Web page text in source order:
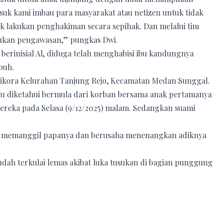
kami imbau para masyarakat atau netizen untuk tidak
penghakiman secara sepihak. Dan melalui tim
pengawasan,” pungkas Dwi.
Al, diduga telah menghabisi ibu kandungnya
Kelurahan Tanjung Rejo, Kecamatan Medan Sunggal.
bermula dari korban bersama anak pertamanya
pada Selasa (9/12/2025) malam. Sedangkan suami
papanya dan berusaha menenangkan adiknya
terkulai lemas akibat luka tusukan di bagian punggung